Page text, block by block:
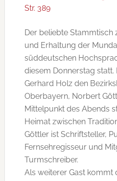
Str. 389
Der beliebte Stammtisch
und Erhaltung der
süddeutschen
diesem Donnerstag statt.
Gerhard Holz den
Oberbayern, Norbert
Mittelpunkt des Abends
Heimat zwischen
Göttler ist Schriftsteller,
Fernsehregisseur und
Turmschreiber.
Als weiterer Gast kommt